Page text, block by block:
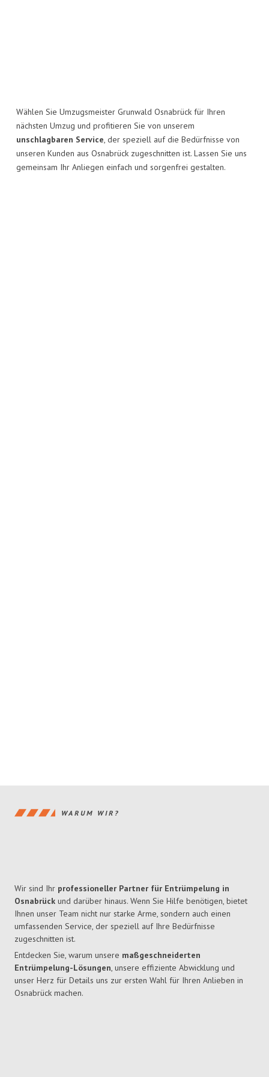
Wählen Sie Umzugsmeister Grunwald Osnabrück für Ihren
nächsten Umzug und profitieren Sie von unserem
unschlagbaren Service, der speziell auf die Bedürfnisse von
unseren Kunden aus Osnabrück zugeschnitten ist. Lassen Sie uns
gemeinsam Ihr Anliegen einfach und sorgenfrei gestalten.
WARUM WIR?
Wir sind Ihr professioneller Partner für Entrümpelung in
Osnabrück und darüber hinaus. Wenn Sie Hilfe benötigen, bietet
Ihnen unser Team nicht nur starke Arme, sondern auch einen
umfassenden Service, der speziell auf Ihre Bedürfnisse
zugeschnitten ist.
Entdecken Sie, warum unsere maßgeschneiderten
Entrümpelung-Lösungen, unsere effiziente Abwicklung und
unser Herz für Details uns zur ersten Wahl für Ihren Anlieben in
Osnabrück machen.